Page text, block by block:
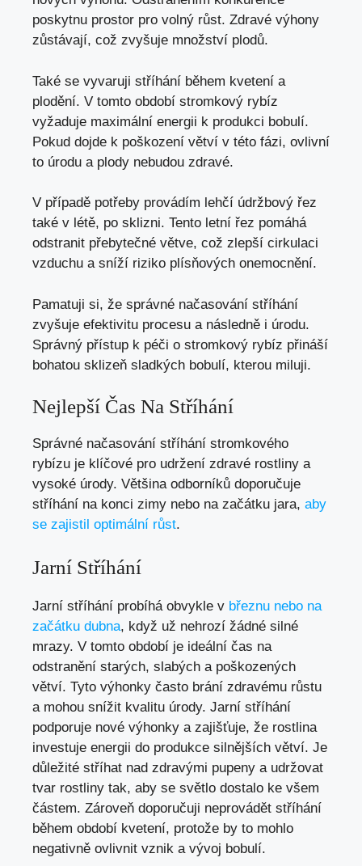
poskytnu prostor pro volný růst. Zdravé výhony
zůstávají, což zvyšuje množství plodů.
Také se vyvaruji stříhání během kvetení a
plodění. V tomto období stromkový rybíz
vyžaduje maximální energii k produkci bobulí.
Pokud dojde k poškození větví v této fázi, ovlivní
to úrodu a plody nebudou zdravé.
V případě potřeby provádím lehčí údržbový řez
také v létě, po sklizni. Tento letní řez pomáhá
odstranit přebytečné větve, což zlepší cirkulaci
vzduchu a sníží riziko plísňových onemocnění.
Pamatuji si, že správné načasování stříhání
zvyšuje efektivitu procesu a následně i úrodu.
Správný přístup k péči o stromkový rybíz přináší
bohatou sklizeň sladkých bobulí, kterou miluji.
Nejlepší Čas Na Stříhání
Správné načasování stříhání stromkového
rybízu je klíčové pro udržení zdravé rostliny a
vysoké úrody. Většina odborníků doporučuje
stříhání na konci zimy nebo na začátku jara, aby
se zajistil optimální růst.
Jarní Stříhání
Jarní stříhání probíhá obvykle v březnu nebo na
začátku dubna, když už nehrozí žádné silné
mrazy. V tomto období je ideální čas na
odstranění starých, slabých a poškozených
větví. Tyto výhonky často brání zdravému růstu
a mohou snížit kvalitu úrody. Jarní stříhání
podporuje nové výhonky a zajišťuje, že rostlina
investuje energii do produkce silnějších větví. Je
důležité stříhat nad zdravými pupeny a udržovat
tvar rostliny tak, aby se světlo dostalo ke všem
částem. Zároveň doporučuji neprovádět stříhání
během období kvetení, protože by to mohlo
negativně ovlivnit vznik a vývoj bobulí.